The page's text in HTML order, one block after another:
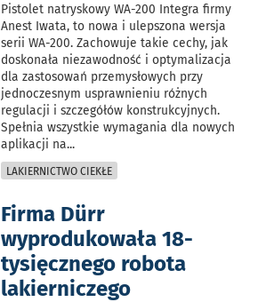
Pistolet natryskowy WA-200 Integra firmy
Anest Iwata, to nowa i ulepszona wersja
serii WA-200. Zachowuje takie cechy, jak
doskonała niezawodność i optymalizacja
dla zastosowań przemysłowych przy
jednoczesnym usprawnieniu różnych
regulacji i szczegółów konstrukcyjnych.
Spełnia wszystkie wymagania dla nowych
aplikacji na...
LAKIERNICTWO CIEKŁE
Firma Dürr
wyprodukowała 18-
tysięcznego robota
lakierniczego